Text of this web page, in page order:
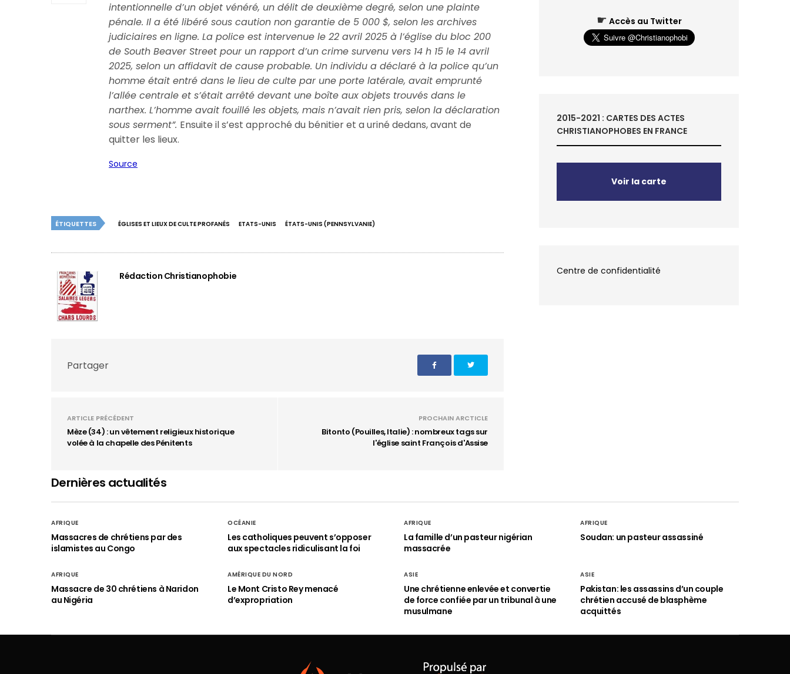
intentionnelle d’un objet vénéré, un délit de deuxième degré, selon une plainte
pénale. Il a été libéré sous caution non garantie de 5 000 $, selon les archives
judiciaires en ligne. La police est intervenue le 22 avril 2025 à l’église du bloc 200
de South Beaver Street pour un rapport d’un crime survenu vers 14 h 15 le 14 avril
2025, selon un affidavit de cause probable. Un individu a déclaré à la police qu’un
homme était entré dans le lieu de culte par une porte latérale, avait emprunté
l’allée centrale et s’était arrêté devant une boîte aux objets trouvés dans le
narthex. L’homme avait fouillé les objets, mais n’avait rien pris, selon la déclaration
sous serment”. Ensuite il s’est approché du bénitier et a uriné dedans, avant de
quitter les lieux.
Source
ÉTIQUETTES ÉGLISES ET LIEUX DE CULTE PROFANÉS ETATS-UNIS ÉTATS-UNIS (PENNSYLVANIE)
Rédaction Christianophobie
Partager
ARTICLE PRÉCÉDENT
Mèze (34) : un vêtement religieux historique
volée à la chapelle des Pénitents
PROCHAIN ARCTICLE
Bitonto (Pouilles, Italie) : nombreux tags sur
l'église saint François d'Assise
☛ Accès au Twitter
2015-2021 : CARTES DES ACTES
CHRISTIANOPHOBES EN FRANCE
Voir la carte
Centre de confidentialité
Dernières actualités
AFRIQUE
Massacres de chrétiens par des
islamistes au Congo
OCÉANIE
Les catholiques peuvent s’opposer
aux spectacles ridiculisant la foi
AFRIQUE
La famille d’un pasteur nigérian
massacrée
AFRIQUE
Soudan: un pasteur assassiné
AFRIQUE
Massacre de 30 chrétiens à Naridon
au Nigéria
AMÉRIQUE DU NORD
Le Mont Cristo Rey menacé
d’expropriation
ASIE
Une chrétienne enlevée et convertie
de force confiée par un tribunal à une
musulmane
ASIE
Pakistan: les assassins d’un couple
chrétien accusé de blasphème
acquittés